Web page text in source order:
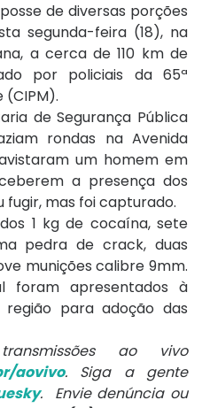
de diversas porções
segunda-feira (18), na
a cerca de 110 km de
por policiais da 65ª
de Segurança Pública
rondas na Avenida
um homem em
a presença dos
mas foi capturado.
1 kg de cocaína, sete
pedra de crack, duas
munições calibre 9mm.
apresentados à
para adoção das
ao vivo
aovivo. Siga a gente
. Envie denúncia ou